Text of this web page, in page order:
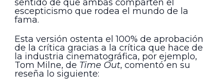
sentido de que ambas comparten el
escepticismo que rodea el mundo de la
fama.
Esta versión ostenta el 100% de aprobación
de la crítica gracias a la crítica que hace de
la industria cinematográfica, por ejemplo,
Tom Milne, de Time Out, comentó en su
reseña lo siguiente: